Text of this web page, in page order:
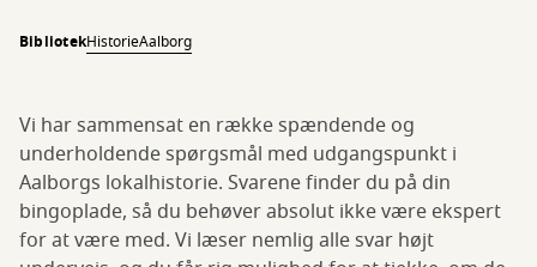
BibliotekHistorieAalborg
Vi har sammensat en række spændende og
underholdende spørgsmål med udgangspunkt i
Aalborgs lokalhistorie. Svarene finder du på din
bingoplade, så du behøver absolut ikke være ekspert
for at være med. Vi læser nemlig alle svar højt